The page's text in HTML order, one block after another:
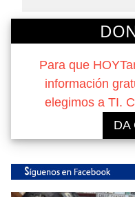
Para que
información
elegimos a TI.
DA